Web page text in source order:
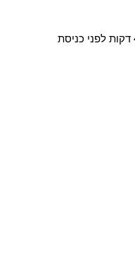
יום ו' פתיחה 7.00 סגירה שעה ו-45 דקות לפני כניסת